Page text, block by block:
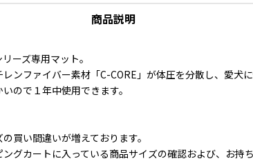
商品説明
ーズ専用マット。
ンファイバー素材「C-CORE」が体圧を分散し、愛犬
ので１年中使用できます。
買い間違いが増えております。
グカートに入っている商品サイズの確認および、お持